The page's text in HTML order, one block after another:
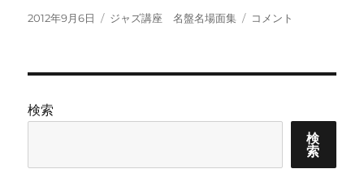
投
2012年9月6日
カ
ジャズ講座 名盤名場面集
「ト
ガ
足
コメント
検索
検
索